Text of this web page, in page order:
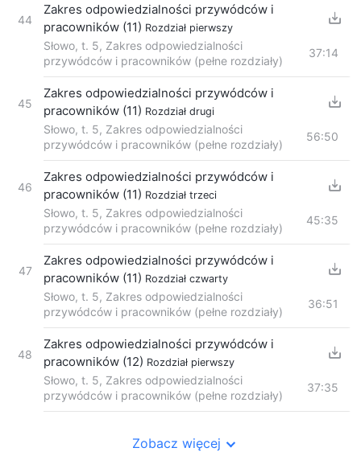
44
Zakres odpowiedzialności przywódców i
pracowników (11) Rozdział pierwszy
Słowo, t. 5, Zakres odpowiedzialności
przywódców i pracowników (pełne rozdziały)
37:14
45
Zakres odpowiedzialności przywódców i
pracowników (11) Rozdział drugi
Słowo, t. 5, Zakres odpowiedzialności
przywódców i pracowników (pełne rozdziały)
56:50
46
Zakres odpowiedzialności przywódców i
pracowników (11) Rozdział trzeci
Słowo, t. 5, Zakres odpowiedzialności
przywódców i pracowników (pełne rozdziały)
45:35
47
Zakres odpowiedzialności przywódców i
pracowników (11) Rozdział czwarty
Słowo, t. 5, Zakres odpowiedzialności
przywódców i pracowników (pełne rozdziały)
36:51
48
Zakres odpowiedzialności przywódców i
pracowników (12) Rozdział pierwszy
Słowo, t. 5, Zakres odpowiedzialności
przywódców i pracowników (pełne rozdziały)
37:35
Zobacz więcej